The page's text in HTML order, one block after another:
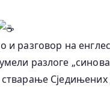
и разговор на
разлоге
стварање